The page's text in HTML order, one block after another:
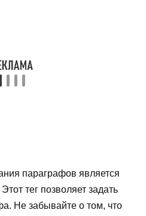
параграфов является
тег позволяет задать
Не забывайте о том, что